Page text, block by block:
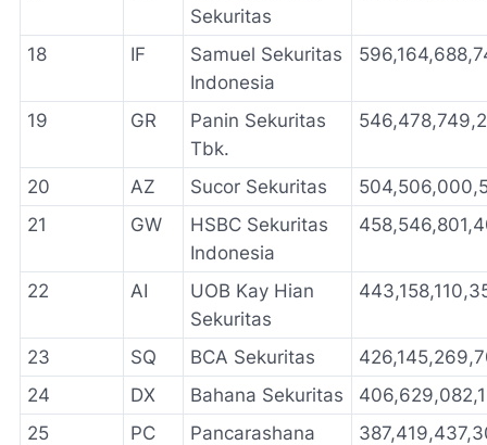
Sekuritas
18 IF
Samuel Sekuritas
Indonesia
19 GR
Panin Sekuritas
Tbk.
20 AZ Sucor Sekuritas
21
GW
HSBC Sekuritas
Indonesia
22 AI
UOB Kay Hian
Sekuritas
23 SQ BCA Sekuritas
24
DX Bahana Sekuritas
25
PC
Pancarashana